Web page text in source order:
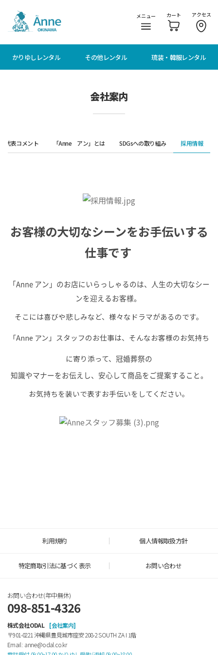
メニュー カート アクセス
かりゆしレンタル その他レンタル 琉装・韓服レンタル
会社案内
代表コメント 「Anne アン」とは SDGsへの取り組み 採用情報
お客様の大切なシーンをお手伝いする
仕事です
「Anne アン」のお店にいらっしゃるのは、人生の大切なシー
ンを迎えるお客様。
そこには喜びや悲しみなど、様々なドラマがあるのです。
「Anne アン」スタッフのお仕事は、そんなお客様のお気持ち
に寄り添って、 冠婚葬祭の
知識やマナーをお伝えし、安心して商品をご提案すること。
お気持ちを装いで表すお手伝いをしてください。
利用規約 個人情報取扱方針
特定商取引法に基づく表示 お問い合わせ
お問い合わせ(年中無休)
098-851-4326
株式会社ODAL
[会社案内]
〒901-0221 沖縄県豊見城市座安 208-2 SOUTH ZA Ⅰ 1階
Email : anne@odal.co.kr